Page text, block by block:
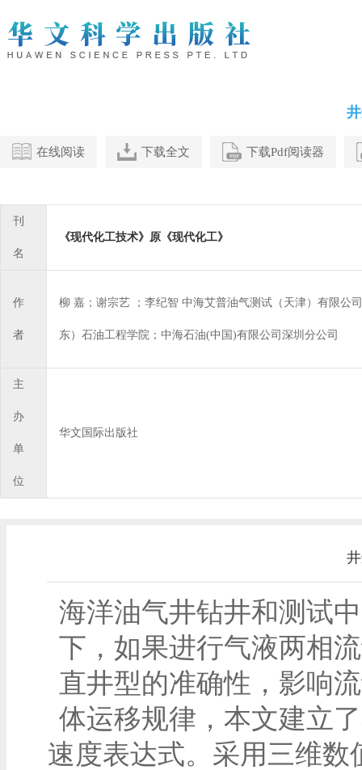
在线阅读 下载全文 下载Pdf阅读器
刊
名
《现代化工技术》原《现代化工》
作
者
柳 嘉；谢宗艺 ；李纪智 中海艾普油气测试（天津）有限公
东）石油工程学院；中海石油(中国)有限公司深圳分公司
主
办
单
位
华文国际出版社
海洋油气井钻井和测试
下，如果进行气液两相
直井型的准确性，影响
体运移规律，本文建立
速度表达式。采用三维数